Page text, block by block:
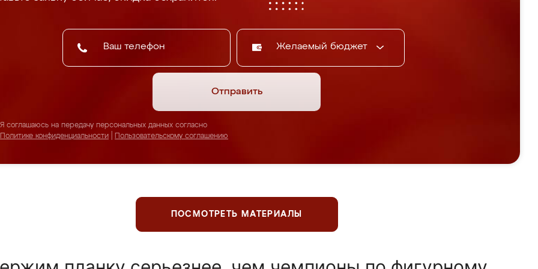
Желаемый бюджет
Отправить
Я соглашаюсь на передачу персональных данных согласно
Политике конфиденциальности
Пользовательскому соглашению
ПОСМОТРЕТЬ МАТЕРИАЛЫ